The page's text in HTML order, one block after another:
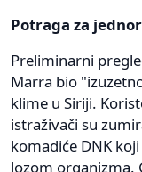
Potraga za
Preliminarni
Marra bio
klime u Siriji.
istraživači su
komadiće DNK
lozom organizma.